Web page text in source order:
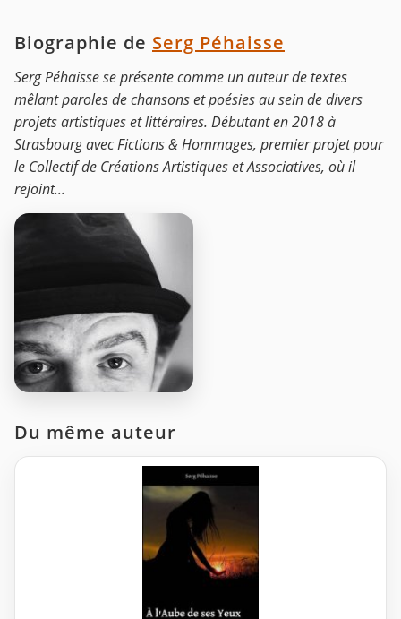
Biographie de Serg Péhaisse
Serg Péhaisse se présente comme un auteur de textes
mêlant paroles de chansons et poésies au sein de divers
projets artistiques et littéraires. Débutant en 2018 à
Strasbourg avec Fictions & Hommages, premier projet pour
le Collectif de Créations Artistiques et Associatives, où il
rejoint...
Du même auteur